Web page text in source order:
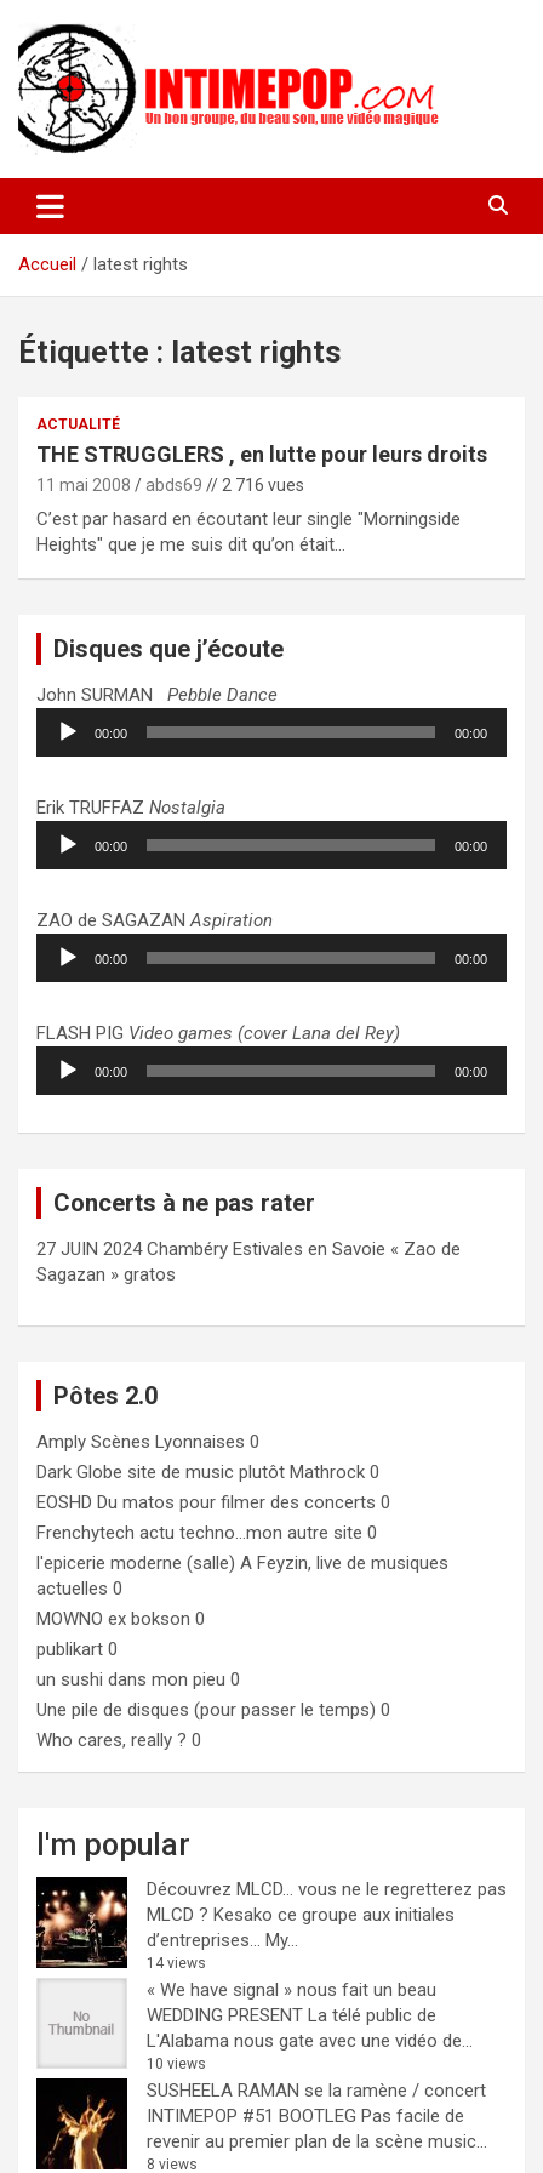
contenu
intimepop.com
actuelles pop rock, post-rock, indé sur Lyon. rock pop concert
lyon
Accueil
latest rights
Étiquette : latest rights
ACTUALITÉ
THE STRUGGLERS , en lutte pour leurs droits
11 mai 2008 abds69 // 2 716 vues
C’est par hasard en écoutant leur single "Morningside
Heights" que je me suis dit qu’on était…
Disques que j’écoute
John SURMAN Pebble Dance
Lecteur
audio
00:00 00:00
Erik TRUFFAZ Nostalgia
Lecteur
audio
00:00 00:00
ZAO de SAGAZANAspiration
Lecteur
audio
00:00 00:00
FLASH PIG Video games (cover Lana del Rey)
Lecteur
audio
00:00 00:00
Concerts à ne pas rater
27 JUIN 2024 Chambéry Estivales en Savoie « Zao de
Sagazan » gratos
Pôtes 2.0
Amply Scènes Lyonnaises 0
Dark Globe site de music plutôt Mathrock 0
EOSHD Du matos pour filmer des concerts 0
Frenchytech actu techno…mon autre site 0
l'epicerie moderne (salle) A Feyzin, live de musiques
actuelles 0
MOWNO ex bokson 0
publikart 0
un sushi dans mon pieu 0
Une pile de disques (pour passer le temps) 0
Who cares, really ? 0
I'm popular
Découvrez MLCD… vous ne le regretterez pas
MLCD ? Kesako ce groupe aux initiales
d’entreprises… My...
14 views
« We have signal » nous fait un beau
WEDDING PRESENT La télé public de
L'Alabama nous gate avec une vidéo de...
10 views
SUSHEELA RAMAN se la ramène / concert
INTIMEPOP #51 BOOTLEG Pas facile de
revenir au premier plan de la scène music...
8 views